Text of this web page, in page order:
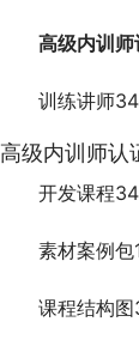
高级内训
训练讲师
高级内训师认
开发课程
素材案例包
课程结构